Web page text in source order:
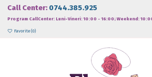
Call Center: 0744.385.925
Program CallCenter: Luni-Vineri: 10:00 - 16:00; Weekend:
Favorite (0)